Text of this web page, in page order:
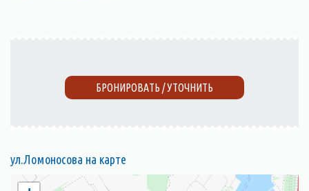
БРОНИРОВАТЬ / УТОЧНИТЬ
ул.Ломоносова на карте